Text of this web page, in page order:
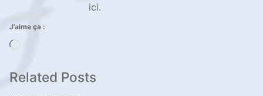
ici.
J’aime ça :
Related Posts